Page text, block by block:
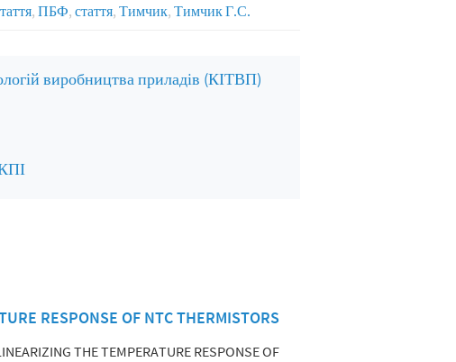
, ПБФ, стаття, Тимчик, Тимчик Г.С.
виробництва приладів (КІТВП)
RESPONSE OF NTC THERMISTORS
THE TEMPERATURE RESPONSE OF